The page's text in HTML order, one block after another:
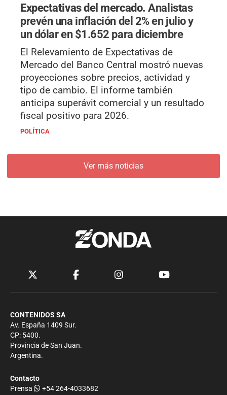
Expectativas del mercado.Analistas
prevén una inflación del 2% en julio y
un dólar en $1.652 para diciembre
El Relevamiento de Expectativas de
Mercado del Banco Central mostró nuevas
proyecciones sobre precios, actividad y
tipo de cambio. El informe también
anticipa superávit comercial y un resultado
fiscal positivo para 2026.
POLÍTICA
Ver más noticias
CONTENIDOS SA
Av. España 1409 Sur.
CP: 5400.
Provincia de San Juan.
Argentina.
Contacto
Prensa
+54 264-4033682